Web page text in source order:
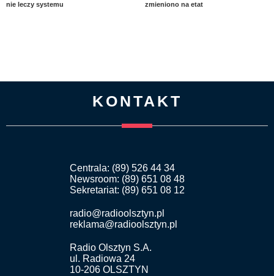
nie leczy systemu
zmieniono na etat
KONTAKT
Centrala: (89) 526 44 34
Newsroom: (89) 651 08 48
Sekretariat: (89) 651 08 12
radio@radioolsztyn.pl
reklama@radioolsztyn.pl
Radio Olsztyn S.A.
ul. Radiowa 24
10-206 OLSZTYN